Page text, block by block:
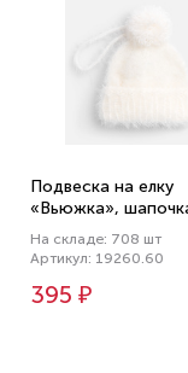
Подвеска на елку
«Вьюжка»,
На складе: 708 шт
Артикул: 19260.60
395 ₽